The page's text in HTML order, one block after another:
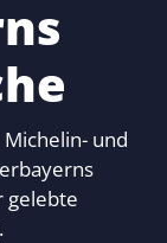
und
gelebte